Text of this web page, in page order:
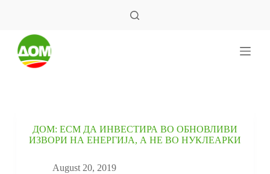
ДОМ: ЕСМ ДА ИНВЕСТИРА ВО ОБНОВЛИВИ
ИЗВОРИ НА ЕНЕРГИЈА, А НЕ ВО НУКЛЕАРКИ
August 20, 2019